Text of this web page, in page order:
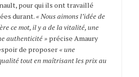
pour qui ils ont travaillé
durant. « Nous aimons l’idée de
ce mot, il y a de la vitalité, une
authenticité »précise Amaury
de proposer « une
tout en maîtrisant les prix au